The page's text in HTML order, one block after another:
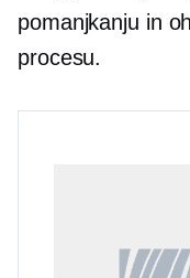
pomanjkanju in
procesu.